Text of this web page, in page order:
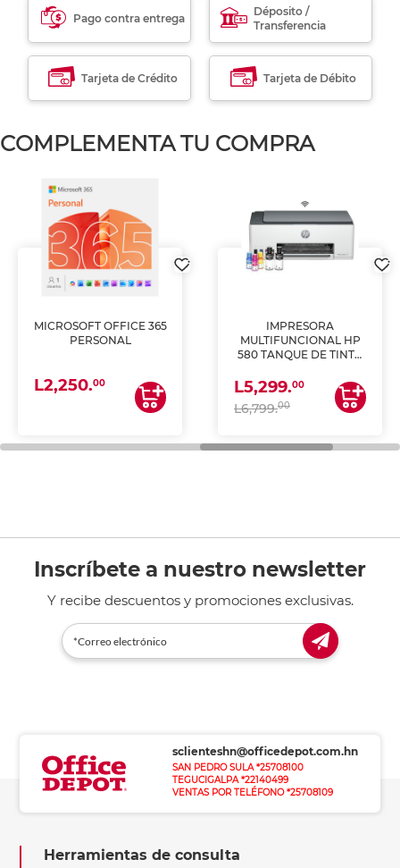
Pago contra entrega
Déposito /
Transferencia
Tarjeta de Crédito Tarjeta de Débito
COMPLEMENTA TU COMPRA
MICROSOFT OFFICE 365
PERSONAL
L2,250.00
IMPRESORA
MULTIFUNCIONAL HP
580 TANQUE DE TINTA
ESCANEA)
L5,299.00
L6,799.00
Inscríbete a nuestro newsletter
Y recibe descuentos y promociones exclusivas.
sclienteshn@officedepot.com.hn
SAN PEDRO SULA *25708100
TEGUCIGALPA *22140499
VENTAS POR TELÉFONO *25708109
Herramientas de consulta